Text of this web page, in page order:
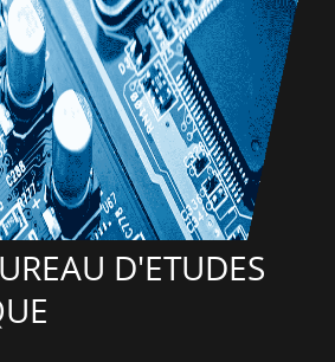
D'ETUDES